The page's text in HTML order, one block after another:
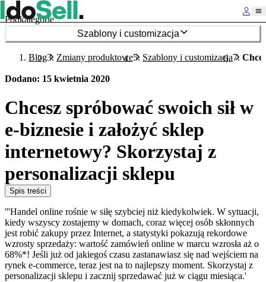
Podkategorie
Szablony i customizacja
Blog Zmiany produktowe Szablony i customizacja
Dodano: 15 kwietnia 2020
Chcesz spróbować swoich sił w
e-biznesie i założyć sklep
internetowy? Skorzystaj z
personalizacji sklepu
Spis treści
'''Handel online rośnie w siłę szybciej niż kiedykolwiek. W sytuacji,
kiedy wszyscy zostajemy w domach, coraz więcej osób skłonnych
jest robić zakupy przez Internet, a statystyki pokazują rekordowe
wzrosty sprzedaży: wartość zamówień online w marcu wzrosła aż o
68%*! Jeśli już od jakiegoś czasu zastanawiasz się nad wejściem na
rynek e-commerce, teraz jest na to najlepszy moment. Skorzystaj z
personalizacji sklepu i zacznij sprzedawać już w ciągu miesiąca.'